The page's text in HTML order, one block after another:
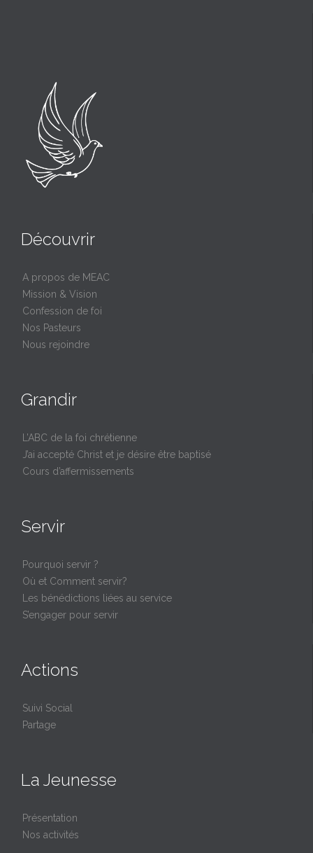
Découvrir
A propos de MEAC
Mission & Vision
Confession de foi
Nos Pasteurs
Nous rejoindre
Grandir
L’ABC de la foi chrétienne
J’ai accepté Christ et je désire être baptisé
Cours d’affermissements
Servir
Pourquoi servir ?
Où et Comment servir?
Les bénédictions liées au service
S’engager pour servir
Actions
Suivi Social
Partage
La Jeunesse
Présentation
Nos activités